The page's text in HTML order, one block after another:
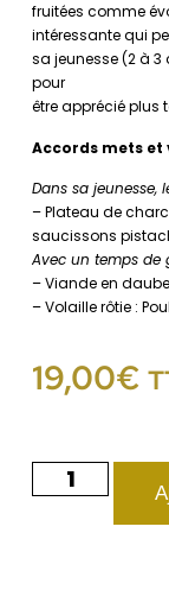
fruitées comme
intéressante qui
sa jeunesse (2 à
pour
être apprécié plus
Accords mets et
Dans sa jeunesse,
– Plateau de
saucissons
Avec un temps de
– Viande en
– Volaille rôtie :
19,00€